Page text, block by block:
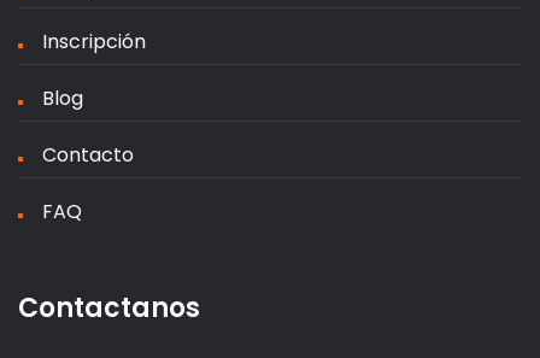
Inscripción
Blog
Contacto
FAQ
Contactanos